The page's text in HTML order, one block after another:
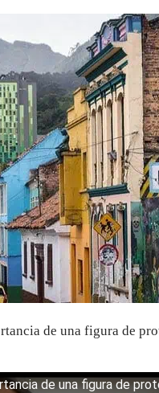
de una figura de
de una figura de